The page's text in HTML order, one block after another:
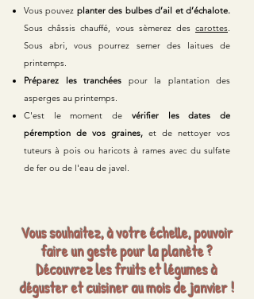
Vous pouvez planter des bulbes d’ail et d’échalote.
Sous châssis chauffé, vous sèmerez des carottes.
Sous abri, vous pourrez semer des laitues de
printemps.
Préparez les tranchées pour la plantation des
asperges au printemps.
C'est le moment de vérifier les dates de
péremption de vos graines, et de nettoyer vos
tuteurs à pois ou haricots à rames avec du sulfate
de fer ou de l'eau de javel.
Vous souhaitez, à votre échelle, pouvoir
faire un geste pour la planète ?
Découvrez les fruits et légumes à
déguster et cuisiner au mois de janvier !